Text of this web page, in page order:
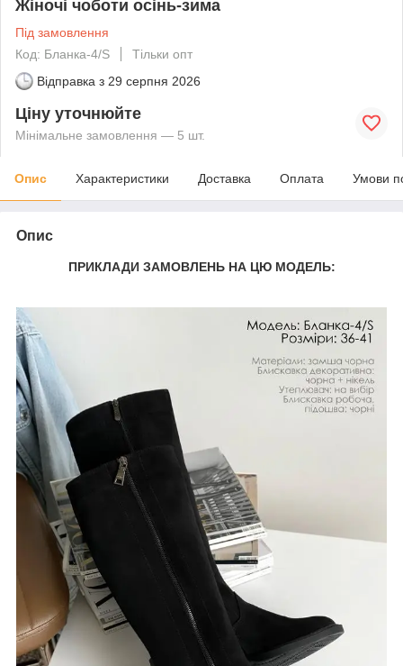
Жіночі чоботи осінь-зима
Під замовлення
Код: Бланка-4/S
Тільки опт
Відправка з 29 серпня 2026
Ціну уточнюйте
Мінімальне замовлення — 5 шт.
Опис Характеристики Доставка Оплата Умови
Опис
ПРИКЛАДИ ЗАМОВЛЕНЬ НА ЦЮ МОДЕЛЬ: